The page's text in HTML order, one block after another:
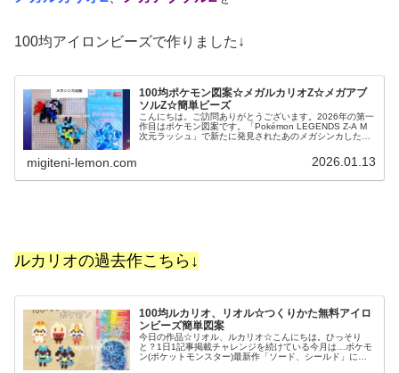
100均アイロンビーズで作りました↓
100均ポケモン図案☆メガルカリオZ☆メガアブ
ソルZ☆簡単ビーズ
こんにちは。ご訪問ありがとうございます。2026年の第一
作目はポケモン図案です。「Pokémon LEGENDS Z-A M
次元ラッシュ」で新たに発見されたあのメガシンカしたポ
migiteni-lemon.com 2026.01.13
ルカリオの過去作こちら↓
100均ルカリオ、リオル☆つくりかた無料アイロ
ンビーズ簡単図案
今日の作品☆リオル、ルカリオ☆こんにちは。ひっそり
と？1日1記事掲載チャレンジを続けている今月は…ポケモ
ン(ポケットモンスター)最新作「ソード、シールド」に登